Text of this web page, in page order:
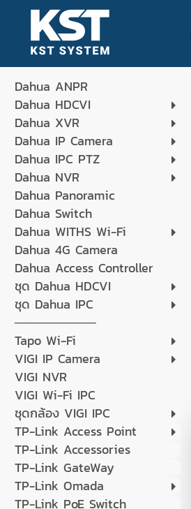
Dahua ANPR
Dahua HDCVI
Dahua XVR
Dahua IP Camera
Dahua IPC PTZ
Dahua NVR
Dahua Panoramic
Dahua Switch
Dahua WITHS Wi-Fi
Dahua 4G Camera
Dahua Access Controller
ชุด Dahua HDCVI
ชุด Dahua IPC
─────────
Tapo Wi-Fi
VIGI IP Camera
VIGI NVR
VIGI Wi-Fi IPC
ชุดกล้อง VIGI IPC
TP-Link Access Point
TP-Link Accessories
TP-Link GateWay
TP-Link Omada
TP-Link PoE Switch